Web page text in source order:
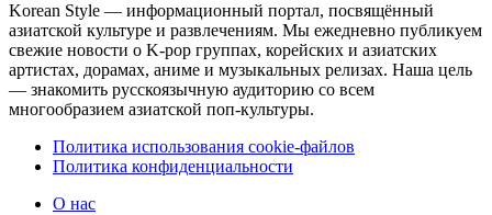
Korean Style — информационный портал, посвящённый
азиатской культуре и развлечениям. Мы ежедневно публикуем
свежие новости о K-pop группах, корейских и азиатских
артистах, дорамах, аниме и музыкальных релизах. Наша цель
— знакомить русскоязычную аудиторию со всем
многообразием азиатской поп-культуры.
Политика использования cookie-файлов
Политика конфиденциальности
О нас